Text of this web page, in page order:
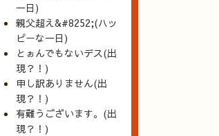
一日)
親父超え&#8252;(ハッ
ピーな一日)
とぉんでもないデス(出
現？！)
申し訳ありません(出
現？！)
有難うございます。(出
現？！)